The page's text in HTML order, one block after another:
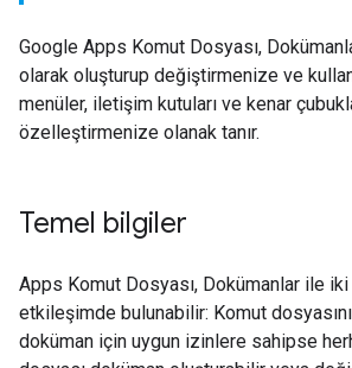
Google Apps Komut Dosyası,
olarak oluşturup değiştirmenize ve
menüler, iletişim kutuları ve kenar
özelleştirmenize olanak tanır.
Temel bilgiler
Apps Komut Dosyası, Dokümanlar ile
etkileşimde bulunabilir: Komut
doküman için uygun izinlere sahipse